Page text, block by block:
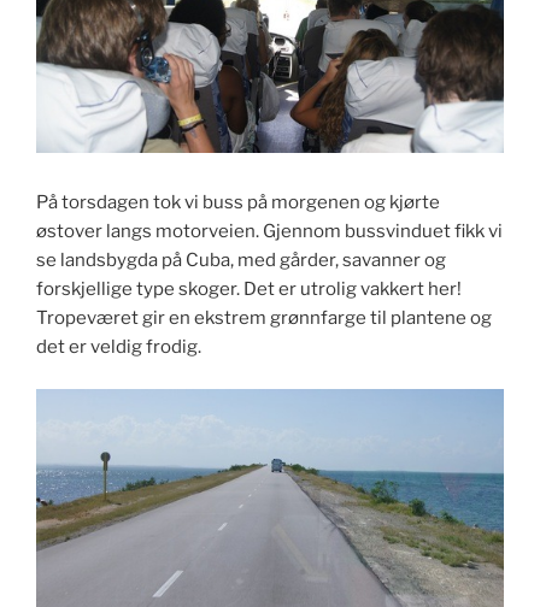
På torsdagen tok vi buss på morgenen og kjørte
østover langs motorveien. Gjennom bussvinduet fikk vi
se landsbygda på Cuba, med gårder, savanner og
forskjellige type skoger. Det er utrolig vakkert her!
Tropeværet gir en ekstrem grønnfarge til plantene og
det er veldig frodig.